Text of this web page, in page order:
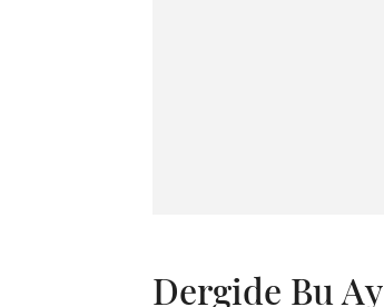
Dergide Bu Ay